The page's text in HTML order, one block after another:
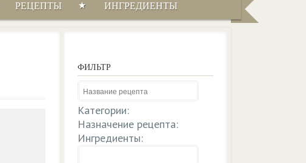
РЕЦЕПТЫ ИНГРЕДИЕНТЫ
ФИЛЬТР
Категории:
Назначение рецепта:
Ингредиенты: